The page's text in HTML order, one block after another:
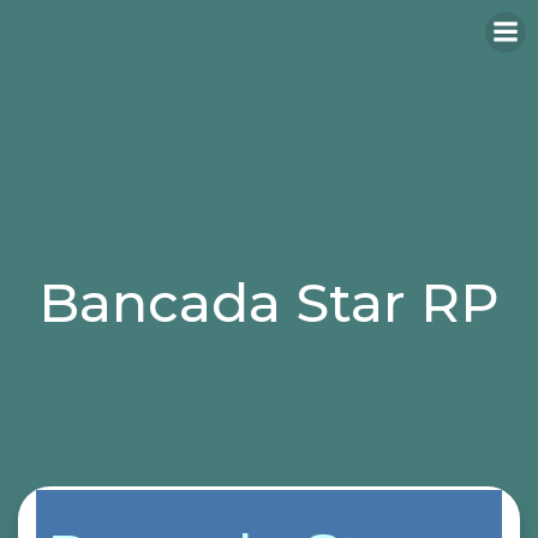
Bancada Star RP